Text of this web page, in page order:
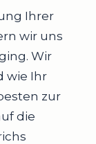
Ihrer
wir uns
Wir
wie Ihr
zur
die